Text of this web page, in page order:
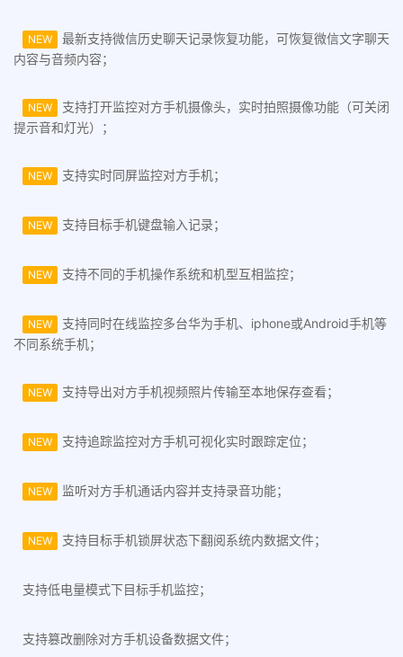
NEW
最新支持微信历史聊天记录恢复功能，可恢复微信文字聊天
内容与音频内容；
NEW
支持打开监控对方手机摄像头，实时拍照摄像功能（可关闭
提示音和灯光）；
NEW 支持实时同屏监控对方手机；
NEW 支持目标手机键盘输入记录；
NEW 支持不同的手机操作系统和机型互相监控；
NEW
支持同时在线监控多台华为手机、iphone或Android手机等
不同系统手机；
NEW 支持导出对方手机视频照片传输至本地保存查看；
NEW 支持追踪监控对方手机可视化实时跟踪定位；
NEW 监听对方手机通话内容并支持录音功能；
NEW 支持目标手机锁屏状态下翻阅系统内数据文件；
支持低电量模式下目标手机监控；
支持篡改删除对方手机设备数据文件；